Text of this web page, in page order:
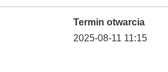
Termin otwarcia
2025-08-11 11:15